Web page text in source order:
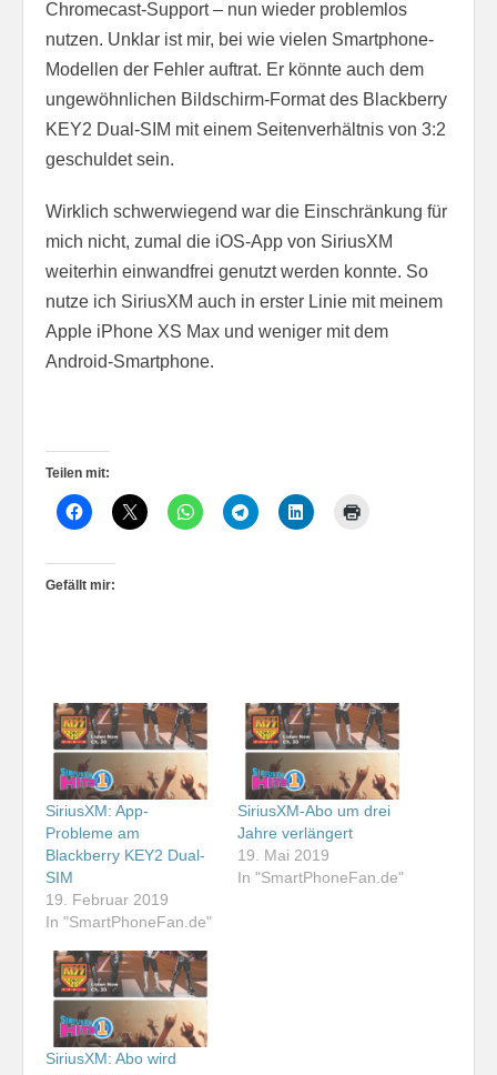
Chromecast-Support – nun wieder problemlos
nutzen. Unklar ist mir, bei wie vielen Smartphone-
Modellen der Fehler auftrat. Er könnte auch dem
ungewöhnlichen Bildschirm-Format des Blackberry
KEY2 Dual-SIM mit einem Seitenverhältnis von 3:2
geschuldet sein.
Wirklich schwerwiegend war die Einschränkung für
mich nicht, zumal die iOS-App von SiriusXM
weiterhin einwandfrei genutzt werden konnte. So
nutze ich SiriusXM auch in erster Linie mit meinem
Apple iPhone XS Max und weniger mit dem
Android-Smartphone.
Teilen mit:
Gefällt mir:
SiriusXM: App-
Probleme am
Blackberry KEY2 Dual-
SIM
19. Februar 2019
In "SmartPhoneFan.de"
SiriusXM-Abo um drei
Jahre verlängert
19. Mai 2019
In "SmartPhoneFan.de"
SiriusXM: Abo wird